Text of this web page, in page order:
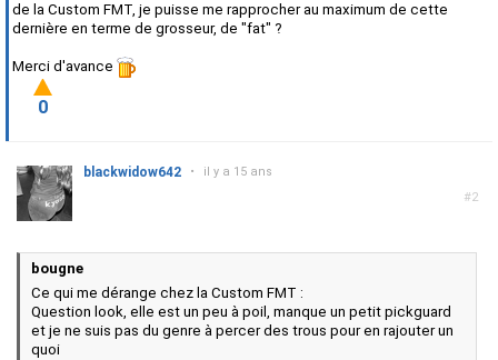
de la Custom FMT, je puisse me rapprocher au maximum de cette
dernière en terme de grosseur, de "fat" ?
Merci d'avance
0
#2
blackwidow642 • il y a 15 ans
bougne
Ce qui me dérange chez la Custom FMT :
Question look, elle est un peu à poil, manque un petit pickguard
et je ne suis pas du genre à percer des trous pour en rajouter un
quoi